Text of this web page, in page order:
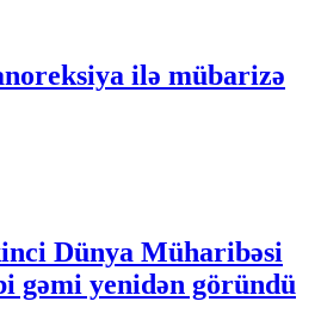
ilə mübarizə
Dünya Müharibəsi
gəmi yenidən göründü